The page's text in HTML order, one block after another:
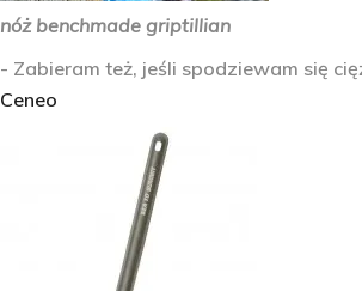
nóż benchmade griptillian
- Zabieram też, jeśli spodziewam się
Ceneo